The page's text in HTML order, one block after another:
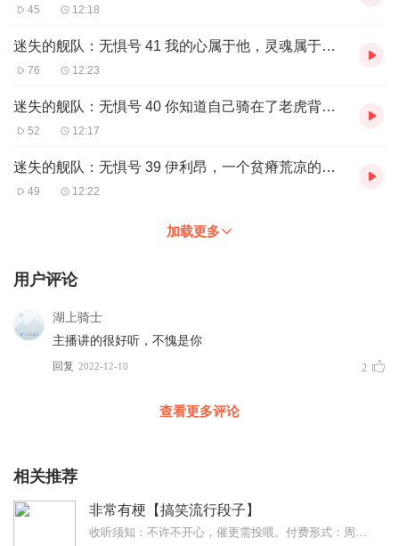
45 12:18
迷失的舰队：无惧号 41 我的心属于他，灵魂属于同盟，头脑属于你
76 12:23
迷失的舰队：无惧号 40 你知道自己骑在了老虎背上吗？
52 12:17
迷失的舰队：无惧号 39 伊利昂，一个贫瘠荒凉的星系
49 12:22
加载更多
用户评论
湖上骑士
主播讲的很好听，不愧是你
回复 2022-12-10 2
查看更多评论
相关推荐
非常有梗【搞笑流行段子】
收听须知：不许不开心，催更需投喂。付费形式：周一付费更新，周四免费更新。不定期加更。会员免费听，或单期2.99元订购听（二选一即可）！本节目由喜马拉雅独家出品说...